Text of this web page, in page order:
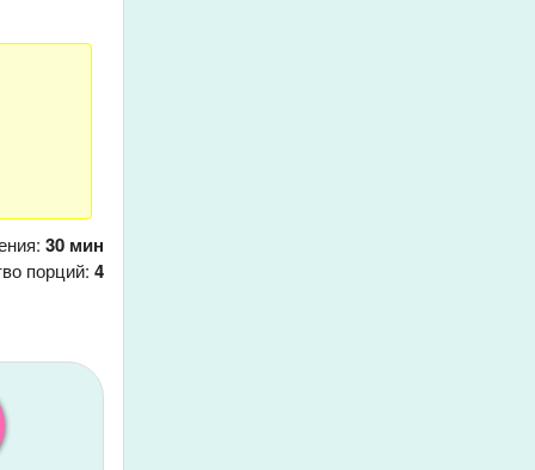
30 мин
порций: 4